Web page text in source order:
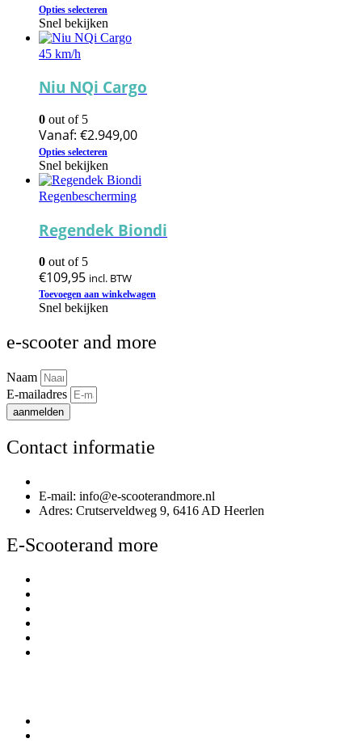
Opties selecteren
product
heeft
Deze
optie
worden
op
de
productpagina
Snel bekijken
45 km/h
Niu NQi Cargo
0 out of 5
Vanaf: €2.949,00
Opties selecteren
product
heeft
meerdere
Deze
optie
worden
op
de
Snel bekijken
Regenbescherming
Regendek Biondi
0 out of 5
€109,95 incl. BTW
Toevoegen aan winkelwagen
Snel bekijken
e-scooter and more
Naam
E-mailadres
aanmelden
Contact informatie
E-mail: info@e-scooterandmore.nl
Adres: Crutserveldweg 9, 6416 AD Heerlen
E-Scooterand more